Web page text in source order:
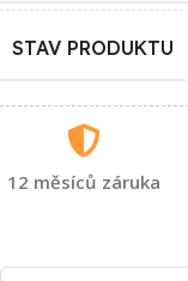
STAV PRODUKTU
12 měsíců záruka